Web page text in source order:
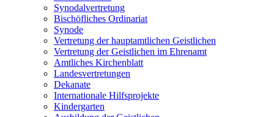
Synodalvertretung
Bischöfliches Ordinariat
Synode
Vertretung der hauptamtlichen Geistlichen
Vertretung der Geistlichen im Ehrenamt
Amtliches Kirchenblatt
Landesvertretungen
Dekanate
Internationale Hilfsprojekte
Kindergarten